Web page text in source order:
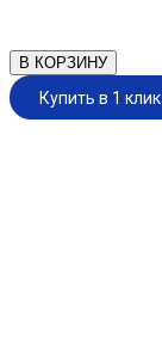
В КОРЗИНУ
Купить в 1 клик